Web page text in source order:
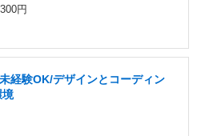
円
経験OK/デザインとコーディン
境